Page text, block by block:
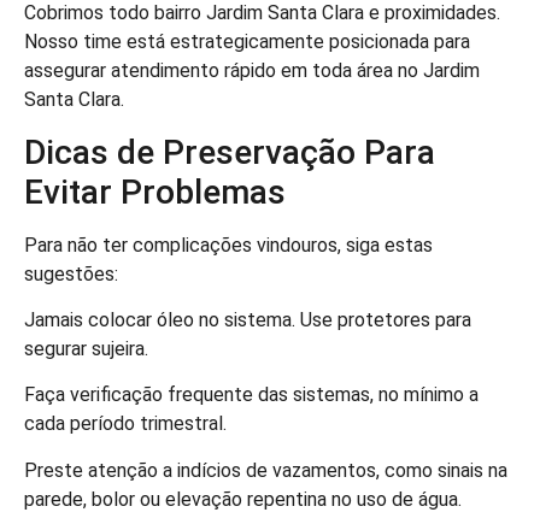
Cobrimos todo bairro Jardim Santa Clara e proximidades.
Nosso time está estrategicamente posicionada para
assegurar atendimento rápido em toda área no Jardim
Santa Clara.
Dicas de Preservação Para
Evitar Problemas
Para não ter complicações vindouros, siga estas
sugestões:
Jamais colocar óleo no sistema. Use protetores para
segurar sujeira.
Faça verificação frequente das sistemas, no mínimo a
cada período trimestral.
Preste atenção a indícios de vazamentos, como sinais na
parede, bolor ou elevação repentina no uso de água.